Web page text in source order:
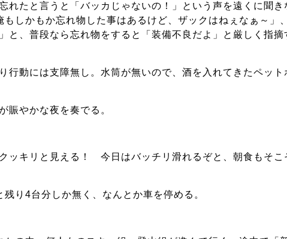
れたと言うと「バッカじゃないの！」という声を遠くに聞き
しかもか忘れ物した事はあるけど、ザックはねぇなぁ～」
と、普段なら忘れ物をすると「装備不良だよ」と厳しく指摘
動には支障無し。水筒が無いので、酒を入れてきたペット
賑やかな夜を奏でる。
ッキリと見える！ 今日はバッチリ滑れるぞと、朝食もそこ
り4台分しか無く、なんとか車を停める。